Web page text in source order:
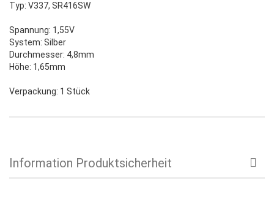
Typ: V337, SR416SW
Spannung: 1,55V
System: Silber
Durchmesser: 4,8mm
Höhe: 1,65mm
Verpackung: 1 Stück
Information Produktsicherheit